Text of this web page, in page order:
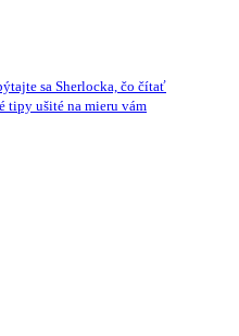
sa Sherlocka, čo čítať
tipy ušité na mieru vám